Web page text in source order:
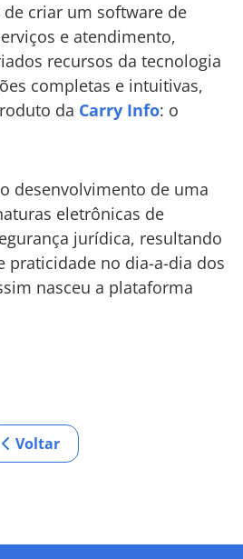
de criar um software de
e atendimento,
recursos da tecnologia
completas e intuitivas,
da Carry Info: o
desenvolvimento de uma
eletrônicas de
jurídica, resultando
praticidade no dia-a-dia dos
nasceu a plataforma
Voltar